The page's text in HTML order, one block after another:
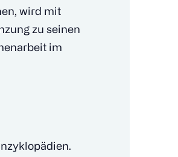
wird mit
zu seinen
im